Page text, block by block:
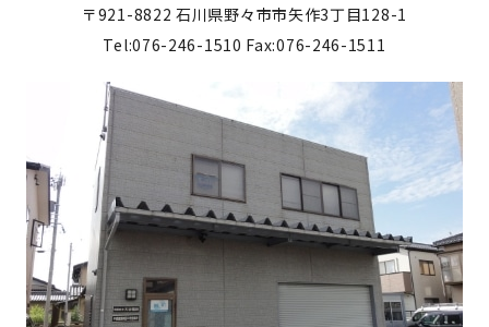
〒921-8822 石川県野々市市矢作3丁目128-1
Tel:076-246-1510 Fax:076-246-1511